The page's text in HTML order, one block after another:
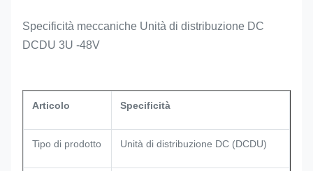
Specificità meccaniche Unità di distribuzione DC
DCDU 3U -48V
Articolo Specificità
Tipo di prodotto Unità di distribuzione DC (DCDU)